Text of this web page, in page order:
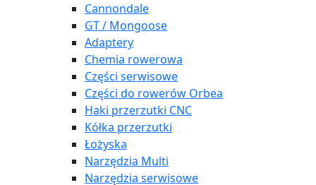
Cannondale
GT / Mongoose
Adaptery
Chemia rowerowa
Części serwisowe
Części do rowerów Orbea
Haki przerzutki CNC
Kółka przerzutki
Łożyska
Narzędzia Multi
Narzędzia serwisowe